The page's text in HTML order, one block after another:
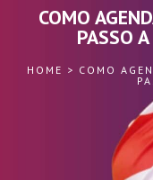
COMO
PASSO
HOME > COMO